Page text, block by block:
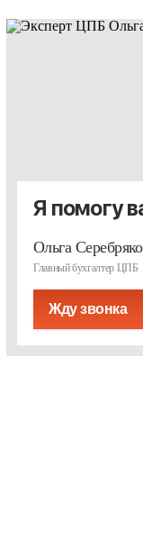
Я помогу
Ольга
Главный бухгалтер ЦПБ
Жду звонка